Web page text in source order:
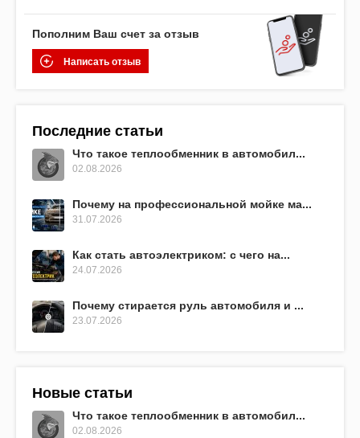
Пополним Ваш счет за отзыв
Написать отзыв
Последние статьи
Что такое теплообменник в автомобил...
02.08.2026
Почему на профессиональной мойке ма...
31.07.2026
Как стать автоэлектриком: с чего на...
24.07.2026
Почему стирается руль автомобиля и ...
23.07.2026
Новые статьи
Что такое теплообменник в автомобил...
02.08.2026